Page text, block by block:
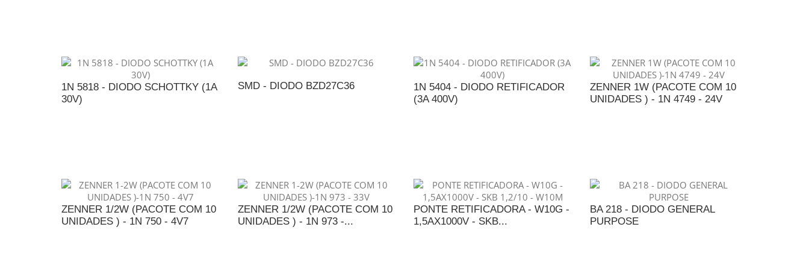
1N 5818 - DIODO SCHOTTKY (1A
30V)
SMD - DIODO BZD27C36
1N 5404 - DIODO RETIFICADOR
(3A 400V)
ZENNER 1W (PACOTE COM 10
UNIDADES ) - 1N 4749 - 24V
ZENNER 1/2W (PACOTE COM 10
UNIDADES ) - 1N 750 - 4V7
ZENNER 1/2W (PACOTE COM 10
UNIDADES ) - 1N 973 -...
PONTE RETIFICADORA - W10G -
1,5AX1000V - SKB...
BA 218 - DIODO GENERAL
PURPOSE